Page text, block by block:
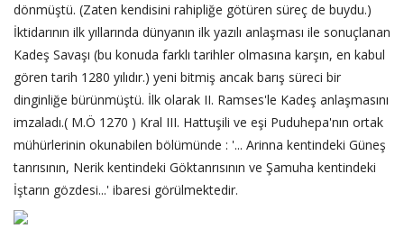
dönmüştü. (Zaten kendisini rahipliğe götüren süreç de buydu.)
İktidarının ilk yıllarında dünyanın ilk yazılı anlaşması ile sonuçlanan
Kadeş Savaşı (bu konuda farklı tarihler olmasına karşın, en kabul
gören tarih 1280 yılıdır.) yeni bitmiş ancak barış süreci bir
dinginliğe bürünmüştü. İlk olarak II. Ramses'le Kadeş anlaşmasını
imzaladı.( M.Ö 1270 ) Kral III. Hattuşili ve eşi Puduhepa'nın ortak
mühürlerinin okunabilen bölümünde : '... Arinna kentindeki Güneş
tanrısının, Nerik kentindeki Göktanrısının ve Şamuha kentindeki
İştarın gözdesi...' ibaresi görülmektedir.